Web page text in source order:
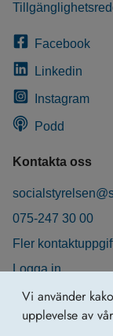
Vi använder
upplevelse av
Facebook
Linkedin
Instagram
Podd
Kontakta oss
075-247 30 00
Fler
Logga in
Behandling av